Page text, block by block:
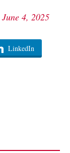
June 4, 2025
LinkedIn